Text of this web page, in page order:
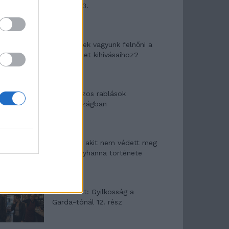
mítosza 3.
Képtelenek vagyunk felnőni a
felnőtt élet kihívásaihoz?
Altatógázos rablások
Olaszországban
A kislány, akit nem védett meg
senki – Lyhanna története
T. Barnett: Gyilkosság a
Garda-tónál 12. rész